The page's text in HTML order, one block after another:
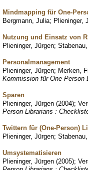
Mindmapping für One-
Bergmann, Julia; Plieninger,
Nutzung und Einsatz von
Plieninger, Jürgen;
Personalmanagement
Plieninger, Jürgen; Merken,
Kommission für One-Person
Sparen
Plieninger, Jürgen (2004);
Person Librarians :
Twittern für (One-Person)
Plieninger, Jürgen;
Umsystematisieren
Plieninger, Jürgen (2005);